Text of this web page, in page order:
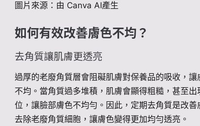
圖片來源：由 Canva AI產生
如何有效改善膚色不均？
去角質讓肌膚更透亮
過厚的老廢角質層會阻礙肌膚對保養品的吸收，
不均。當角質過多堆積，肌膚會顯得粗糙，甚至
位，讓臉部膚色不均勻。因此，定期去角質是改
去除老廢角質細胞，讓膚色變得更加均勻透亮。